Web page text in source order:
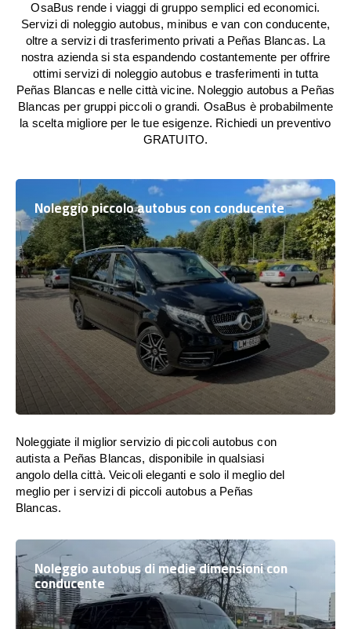
OsaBus rende i viaggi di gruppo semplici ed economici.
Servizi di noleggio autobus, minibus e van con conducente,
oltre a servizi di trasferimento privati a Peñas Blancas. La
nostra azienda si sta espandendo costantemente per offrire
ottimi servizi di noleggio autobus e trasferimenti in tutta
Peñas Blancas e nelle città vicine. Noleggio autobus a Peñas
Blancas per gruppi piccoli o grandi. OsaBus è probabilmente
la scelta migliore per le tue esigenze. Richiedi un preventivo
GRATUITO.
Noleggio piccolo autobus con conducente
Noleggiate il miglior servizio di piccoli autobus con
autista a Peñas Blancas, disponibile in qualsiasi
angolo della città. Veicoli eleganti e solo il meglio del
meglio per i servizi di piccoli autobus a Peñas
Blancas.
Noleggio autobus di medie dimensioni con
conducente